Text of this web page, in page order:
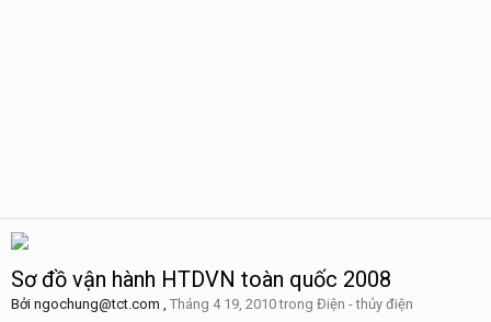
Sơ đồ vận hành HTDVN toàn quốc 2008
Bởi ngochung@tct.com , Tháng 4 19, 2010trong Điện - thủy điện